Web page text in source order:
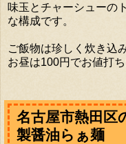
味玉とチャーシューの
な構成です。
ご飯物は珍しく炊き込
お昼は100円でお値打ち
名古屋市熱田区
製醤油らぁ麺